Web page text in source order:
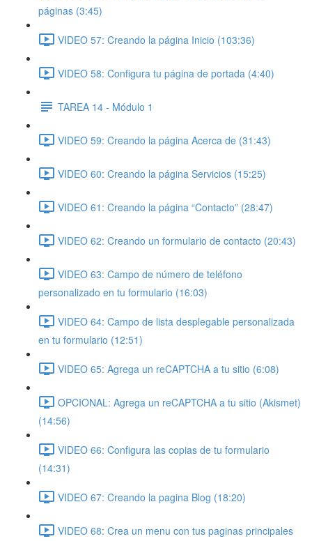
páginas (3:45)
VIDEO 57: Creando la página Inicio (103:36)
VIDEO 58: Configura tu página de portada (4:40)
TAREA 14 - Módulo 1
VIDEO 59: Creando la página Acerca de (31:43)
VIDEO 60: Creando la página Servicios (15:25)
VIDEO 61: Creando la página “Contacto” (28:47)
VIDEO 62: Creando un formulario de contacto (20:43)
VIDEO 63: Campo de número de teléfono
personalizado en tu formulario (16:03)
VIDEO 64: Campo de lista desplegable personalizada
en tu formulario (12:51)
VIDEO 65: Agrega un reCAPTCHA a tu sitio (6:08)
OPCIONAL: Agrega un reCAPTCHA a tu sitio (Akismet)
(14:56)
VIDEO 66: Configura las copias de tu formulario
(14:31)
VIDEO 67: Creando la pagina Blog (18:20)
VIDEO 68: Crea un menu con tus paginas principales